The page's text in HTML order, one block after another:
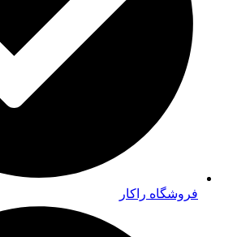
فروشگاه راکار